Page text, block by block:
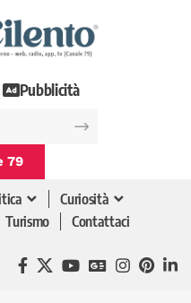
Pubblicità
79
Curiosità
Turismo Contattaci